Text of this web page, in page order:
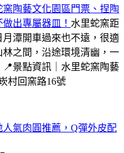
陶藝文化園區門票、捏陶
出專屬器皿！ 水里蛇窯距
潭開車過來也不遠，很適
之間，沿途環境清幽，一
景點資訊｜水里蛇窯陶藝
村回窯路16號
氣肉圓推薦，Q彈外皮配